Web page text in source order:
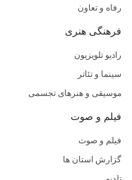
رفاه و تعاون
فرهنگی هنری
رادیو تلویزیون
سینما و تئاتر
موسیقی و هنرهای تجسمی
فیلم و صوت
فیلم و صوت
گزارش استان ها